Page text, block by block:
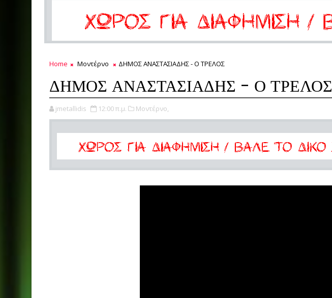
Home Μοντέρνο ΔΗΜΟΣ ΑΝΑΣΤΑΣΙΑΔΗΣ - Ο ΤΡΕΛΟΣ
ΔΗΜΟΣ ΑΝΑΣΤΑΣΙΑΔΗΣ - Ο ΤΡΕΛΟΣ
jmetallidis 12:00 π.μ. Μοντέρνο,